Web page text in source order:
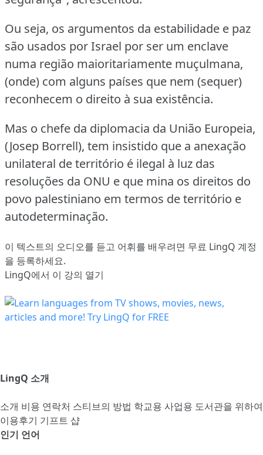
Ou seja, os argumentos da estabilidade e paz
são usados por Israel por ser um enclave
numa região maioritariamente muçulmana,
(onde) com alguns países que nem (sequer)
reconhecem o direito à sua existência.
Mas o chefe da diplomacia da União Europeia,
(Josep Borrell), tem insistido que a anexação
unilateral de território é ilegal à luz das
resoluções da ONU e que mina os direitos do
povo palestiniano em termos de território e
autodeterminação.
이 텍스트의 오디오를 듣고 어휘를 배우려면 무료 LingQ 계정
을 등록하세요.
LingQ에서 이 강의 열기
LingQ 소개
소개 비용 연락처 스티브의 방법 학교용 사업용 도서관을 위하여
이용후기 기프트 샵
인기 언어